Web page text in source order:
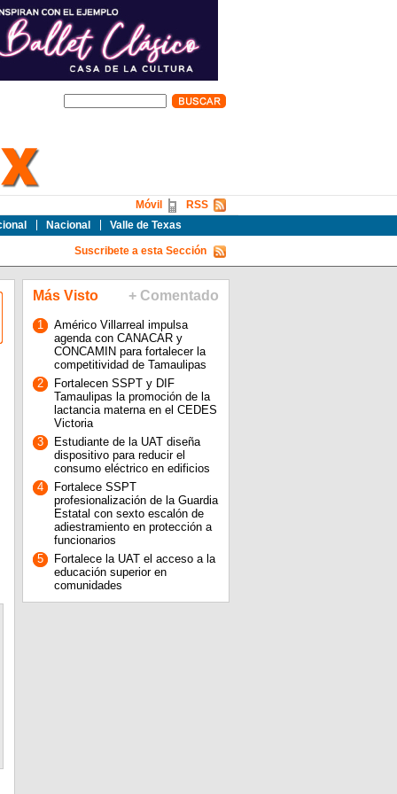
Nacional Valle de Texas
RSS
Móvil
Suscribete a esta Sección
Más Visto + Comentado
1
Américo Villarreal impulsa
agenda con CANACAR y
CONCAMIN para fortalecer la
competitividad de Tamaulipas
2
Fortalecen SSPT y DIF
Tamaulipas la promoción de la
lactancia materna en el CEDES
Victoria
3
Estudiante de la UAT diseña
dispositivo para reducir el
consumo eléctrico en edificios
4
Fortalece SSPT
profesionalización de la Guardia
Estatal con sexto escalón de
adiestramiento en protección a
funcionarios
5
Fortalece la UAT el acceso a la
educación superior en
comunidades